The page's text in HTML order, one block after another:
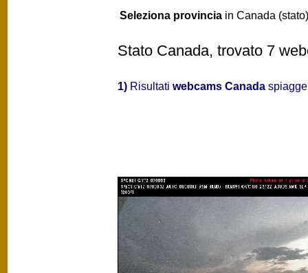
Seleziona provincia in Canada
Stato Canada, trovato 7
1) Risultati webcams Canada